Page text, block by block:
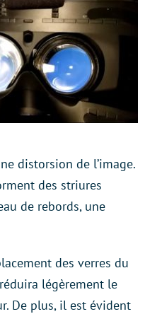
distorsion de l’image.
des striures
de rebords, une
des verres du
légèrement le
De plus, il est évident